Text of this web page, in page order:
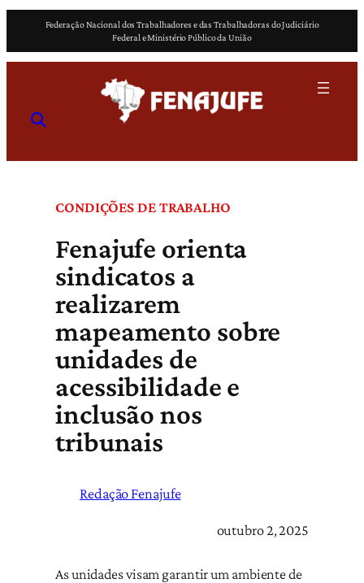
o
Federação Nacional dos Trabalhadores e das Trabalhadoras do Judiciário
Federal e Ministério Público da União
CONDIÇÕES DE TRABALHO
Fenajufe orienta
sindicatos a
realizarem
mapeamento sobre
unidades de
acessibilidade e
inclusão nos
tribunais
Redação Fenajufe
outubro 2, 2025
As unidades visam garantir um ambiente de